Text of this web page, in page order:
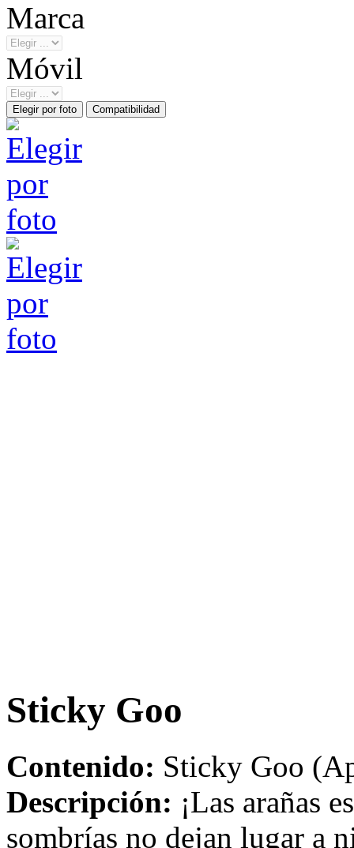
Marca
Móvil
Sticky Goo
Contenido: Sticky Goo
Descripción: ¡Las arañas
sombrías no dejan lugar a